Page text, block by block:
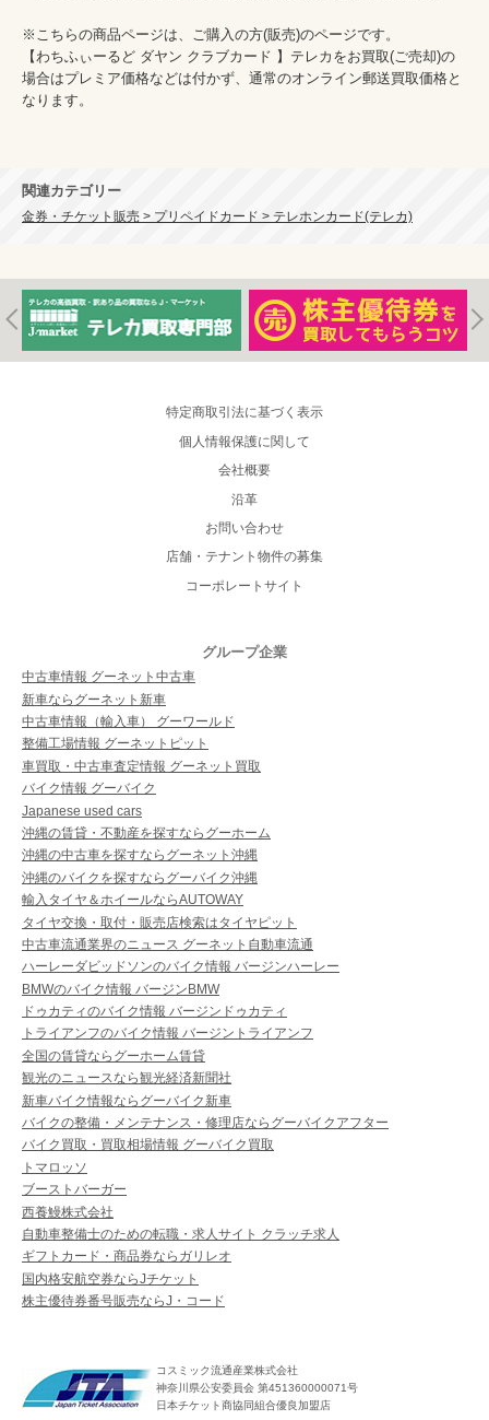
※こちらの商品ページは、ご購入の方(販売)のページです。
【わちふぃーるど ダヤン クラブカード 】テレカをお買取(ご売却)の
場合はプレミア価格などは付かず、通常のオンライン郵送買取価格と
なります。
関連カテゴリー
金券・チケット販売 > プリペイドカード > テレホンカード(テレカ)
特定商取引法に基づく表示
個人情報保護に関して
会社概要
沿革
お問い合わせ
店舗・テナント物件の募集
コーポレートサイト
グループ企業
中古車情報 グーネット中古車
新車ならグーネット新車
中古車情報（輸入車） グーワールド
整備工場情報 グーネットピット
車買取・中古車査定情報 グーネット買取
バイク情報 グーバイク
Japanese used cars
沖縄の賃貸・不動産を探すならグーホーム
沖縄の中古車を探すならグーネット沖縄
沖縄のバイクを探すならグーバイク沖縄
輸入タイヤ＆ホイールならAUTOWAY
タイヤ交換・取付・販売店検索はタイヤピット
中古車流通業界のニュース グーネット自動車流通
ハーレーダビッドソンのバイク情報 バージンハーレー
BMWのバイク情報 バージンBMW
ドゥカティのバイク情報 バージンドゥカティ
トライアンフのバイク情報 バージントライアンフ
全国の賃貸ならグーホーム賃貸
観光のニュースなら観光経済新聞社
新車バイク情報ならグーバイク新車
バイクの整備・メンテナンス・修理店ならグーバイクアフター
バイク買取・買取相場情報 グーバイク買取
トマロッソ
ブーストバーガー
西養鰻株式会社
自動車整備士のための転職・求人サイト クラッチ求人
ギフトカード・商品券ならガリレオ
国内格安航空券ならJチケット
株主優待券番号販売ならJ・コード
コスミック流通産業株式会社
神奈川県公安委員会 第451360000071号
日本チケット商協同組合優良加盟店